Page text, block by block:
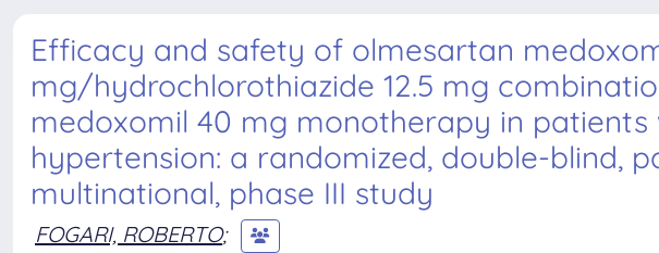
Efficacy and safety of olmesartan
mg/hydrochlorothiazide 12.5 mg
medoxomil 40 mg monotherapy in
hypertension: a randomized, double-blind,
multinational, phase III study
FOGARI, ROBERTO;